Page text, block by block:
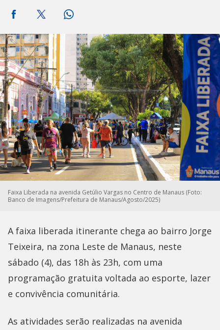
Faixa Liberada na avenida Getúlio Vargas no Centro de Manaus (Foto:
Banco de Imagens/Prefeitura de Manaus/Agosto/2025)
A faixa liberada itinerante chega ao bairro Jorge
Teixeira, na zona Leste de Manaus, neste
sábado (4), das 18h às 23h, com uma
programação gratuita voltada ao esporte, lazer
e convivência comunitária.
As atividades serão realizadas na avenida